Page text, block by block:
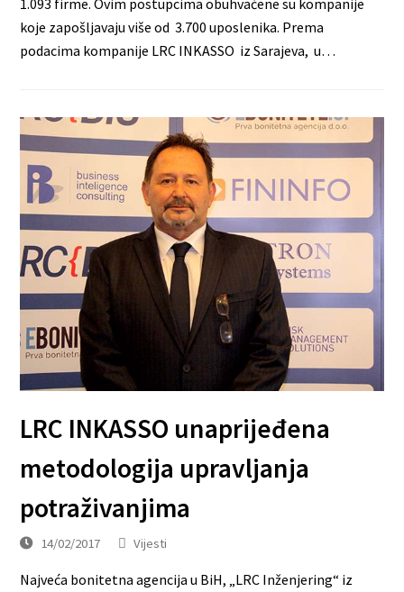
1.093 firme. Ovim postupcima obuhvaćene su kompanije
koje zapošljavaju više od 3.700 uposlenika. Prema
podacima kompanije LRC INKASSO iz Sarajeva, u…
LRC INKASSO unaprijeđena
metodologija upravljanja
potraživanjima
14/02/2017 Vijesti
Najveća bonitetna agencija u BiH, „LRC Inženjering“ iz